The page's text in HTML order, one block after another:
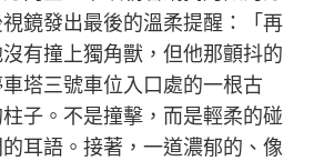
鏡發出最後的溫柔提醒：「再
有撞上獨角獸，但他那顫抖的
塔三號車位入口處的一根古
子。不是撞擊，而是輕柔的碰
耳語。接著，一道濃郁的、像